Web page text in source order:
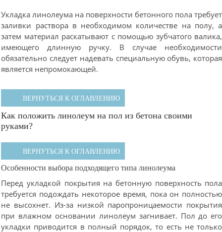
Укладка линолеума на поверхности бетонного пола требует
заливки раствора в необходимом количестве на полу, а
затем материал раскатывают с помощью зубчатого валика,
имеющего длинную ручку. В случае необходимости
обязательно следует надевать специальную обувь, которая
является непромокающей.
ВЕРНУТЬСЯ К ОГЛАВЛЕНИЮ
Как положить линолеум на пол из бетона своими
руками?
ВЕРНУТЬСЯ К ОГЛАВЛЕНИЮ
Особенности выбора подходящего типа линолеума
Перед укладкой покрытия на бетонную поверхность пола
требуется подождать некоторое время, пока он полностью
не высохнет. Из-за низкой паропроницаемости покрытия
при влажном основании линолеум загнивает. Пол до его
укладки приводится в полный порядок, то есть не только